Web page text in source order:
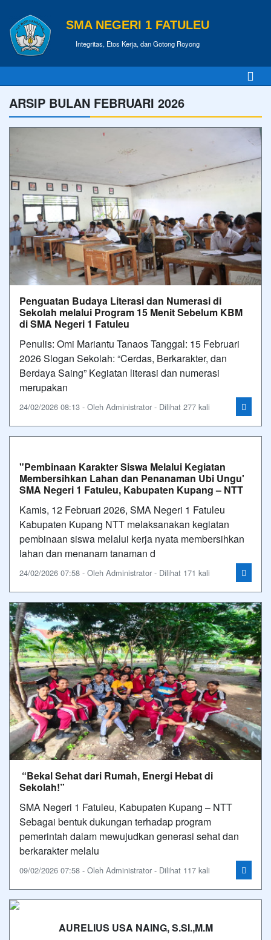
SMA NEGERI 1 FATULEU
Integritas, Etos Kerja, dan Gotong Royong
ARSIP BULAN FEBRUARI 2026
Penguatan Budaya Literasi dan Numerasi di
Sekolah melalui Program 15 Menit Sebelum KBM
di SMA Negeri 1 Fatuleu
Penulis: Omi Mariantu Tanaos Tanggal: 15 Februari
2026 Slogan Sekolah: “Cerdas, Berkarakter, dan
Berdaya Saing” Kegiatan literasi dan numerasi
merupakan
24/02/2026 08:13 - Oleh Administrator - Dilihat 277 kali
"Pembinaan Karakter Siswa Melalui Kegiatan
Membersihkan Lahan dan Penanaman Ubi Ungu'
SMA Negeri 1 Fatuleu, Kabupaten Kupang – NTT
Kamis, 12 Februari 2026, SMA Negeri 1 Fatuleu
Kabupaten Kupang NTT melaksanakan kegiatan
pembinaan siswa melalui kerja nyata membersihkan
lahan dan menanam tanaman d
24/02/2026 07:58 - Oleh Administrator - Dilihat 171 kali
“Bekal Sehat dari Rumah, Energi Hebat di
Sekolah!”
SMA Negeri 1 Fatuleu, Kabupaten Kupang – NTT
Sebagai bentuk dukungan terhadap program
pemerintah dalam mewujudkan generasi sehat dan
berkarakter melalu
09/02/2026 07:58 - Oleh Administrator - Dilihat 117 kali
AURELIUS USA NAING, S.SI.,M.M